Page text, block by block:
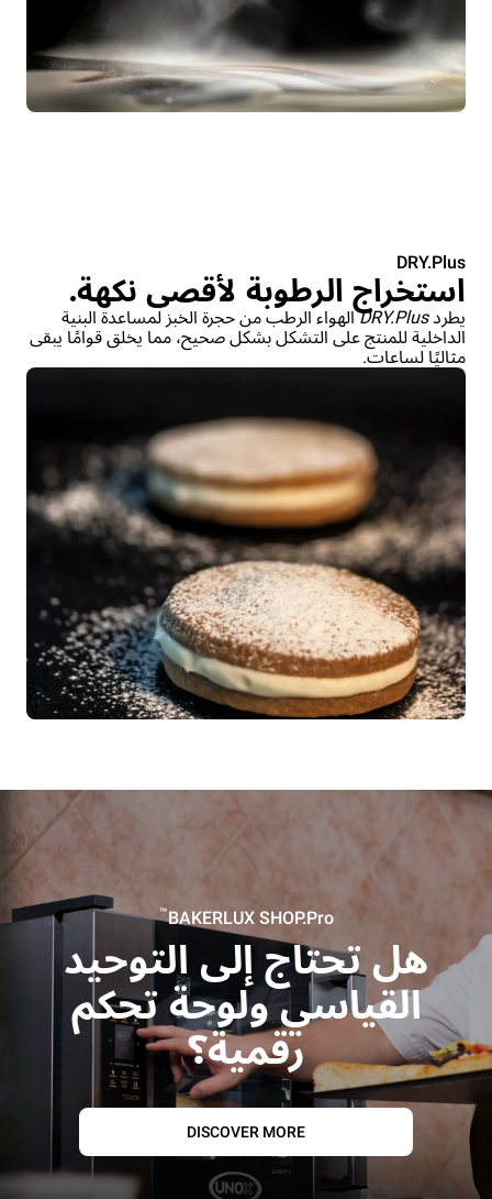
DRY.Plus
استخراج الرطوبة لأقصى نكهة.
يطردDRY.Plusالهواء الرطب من حجرة الخبز لمساعدة البنية
الداخلية للمنتج على التشكل بشكل صحيح، مما يخلق قوامًا يبقى
مثاليًا لساعات.
BAKERLUX SHOP.Pro
™
هل تحتاج إلى التوحيد
القياسي ولوحة تحكم
رقمية؟
DISCOVER MORE